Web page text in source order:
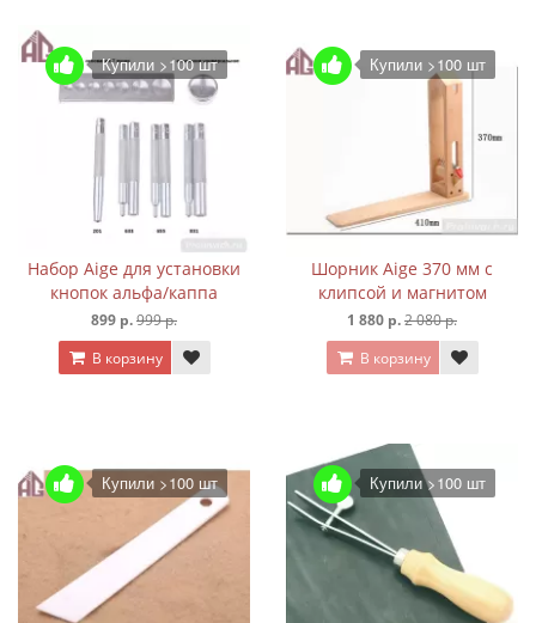
Купили >100 шт
Набор Aige для установки
кнопок альфа/каппа
899 р.999 р.
В корзину
Купили >100 шт
Шорник Aige 370 мм с
клипсой и магнитом
1 880 р.2 080 р.
В корзину
Купили >100 шт Купили >100 шт